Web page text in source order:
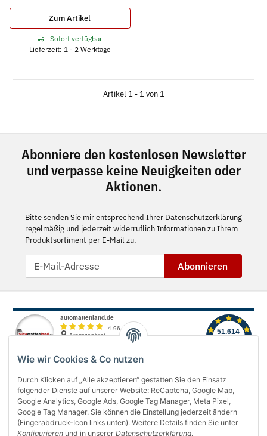
Wie wir Cookies & Co nutzen
Durch Klicken auf „Alle akzeptieren“ gestatten Sie den Einsatz
folgender Dienste auf unserer Website: ReCaptcha, Google Map,
Google Analytics, Google Ads, Google Tag Manager, Meta Pixel,
Google Tag Manager. Sie können die Einstellung jederzeit ändern
(Fingerabdruck-Icon links unten). Weitere Details finden Sie unter
Konfigurieren und in unserer Datenschutzerklärung.
Zum Artikel
Sofort verfügbar
Lieferzeit: 1 - 2 Werktage
Artikel 1 - 1 von 1
Abonniere den kostenlosen Newsletter
und verpasse keine Neuigkeiten oder
Aktionen.
Bitte senden Sie mir entsprechend Ihrer Datenschutzerklärung
regelmäßig und jederzeit widerruflich Informationen zu Ihrem
Produktsortiment per E-Mail zu.
Abonnieren
Über uns
Informationen